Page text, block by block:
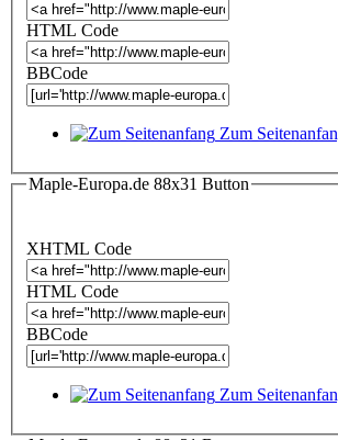
HTML Code
BBCode
Zum
Maple-Europa.de 88x31 Button
XHTML Code
HTML Code
BBCode
Zum